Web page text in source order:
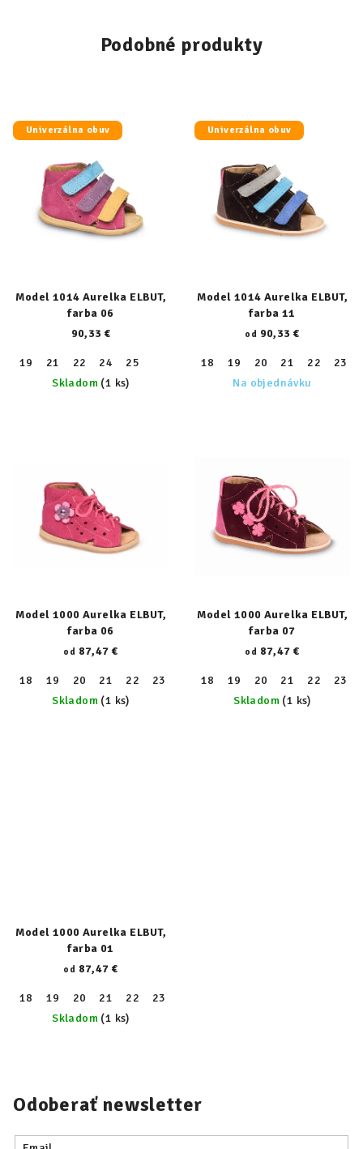
Podobné produkty
Univerzálna obuv
Model 1014 Aurelka ELBUT,
farba 06
90,33 €
19 21 22 24
25
Skladom (1 ks)
Univerzálna obuv
Model 1014 Aurelka ELBUT,
farba 11
od 90,33 €
18 19 20 21 22 23
Na objednávku
Model 1000 Aurelka ELBUT,
farba 06
od 87,47 €
18 19 20 21 22 23 25 26 27 28 29
30
Skladom (1 ks)
Model 1000 Aurelka ELBUT,
farba 07
od 87,47 €
18 19 20 21 22 23
Skladom (1 ks)
Model 1000 Aurelka ELBUT,
farba 01
od 87,47 €
18 19 20 21 22 23
Skladom (1 ks)
Odoberať newsletter